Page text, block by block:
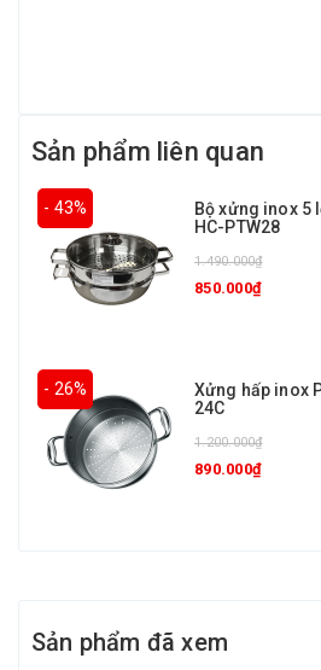
Sản phẩm liên quan
- 43%
Bộ xửng inox 5
HC-PTW28
1.490.000₫
850.000₫
- 26%
Xửng hấp inox
24C
1.200.000₫
890.000₫
Sản phẩm đã xem